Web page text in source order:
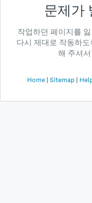
문제가
작업하던 페이지를
다시 제대로 작동하
해 주셔
Home Sitemap